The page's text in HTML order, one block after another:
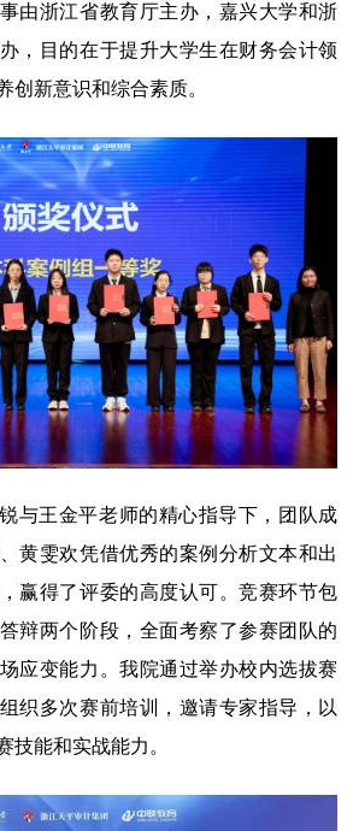
由浙江省教育厅主办，嘉兴大学和浙
，目的在于提升大学生在财务会计领
创新意识和综合素质。
与王金平老师的精心指导下，团队成
黄雯欢凭借优秀的案例分析文本和出
赢得了评委的高度认可。竞赛环节包
辩两个阶段，全面考察了参赛团队的
应变能力。我院通过举办校内选拔赛
织多次赛前培训，邀请专家指导，以
技能和实战能力。